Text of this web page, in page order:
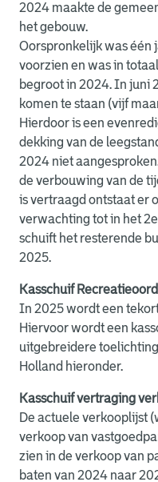
2024 maakte de
het gebouw.
Oorspronkelijk was één
voorzien en was in
begroot in 2024. In juni
komen te staan (vijf
Hierdoor is een
dekking van de
2024 niet
de verbouwing van de
is vertraagd ontstaat er
verwachting tot in het
schuift het resterende
2025.
Kasschuif
In 2025 wordt een
Hiervoor wordt een
uitgebreidere
Holland hieronder.
Kasschuif vertraging
De actuele verkooplijst
verkoop van
zien in de verkoop van
baten van 2024 naar